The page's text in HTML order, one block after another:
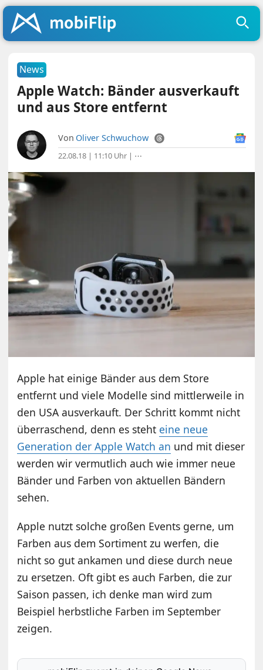
News
Apple Watch: Bänder ausverkauft
und aus Store entfernt
Von Oliver Schwuchow
22.08.18 | 11:10 Uhr | ⋯
Apple hat einige Bänder aus dem Store
entfernt und viele Modelle sind mittlerweile in
den USA ausverkauft. Der Schritt kommt nicht
überraschend, denn es steht eine neue
Generation der Apple Watch an und mit dieser
werden wir vermutlich auch wie immer neue
Bänder und Farben von aktuellen Bändern
sehen.
Apple nutzt solche großen Events gerne, um
Farben aus dem Sortiment zu werfen, die
nicht so gut ankamen und diese durch neue
zu ersetzen. Oft gibt es auch Farben, die zur
Saison passen, ich denke man wird zum
Beispiel herbstliche Farben im September
zeigen.